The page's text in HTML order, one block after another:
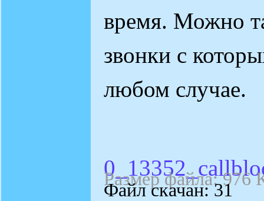
время. Можно
звонки с
любом случае.
Размер файла: 976
Файл скачан: 31